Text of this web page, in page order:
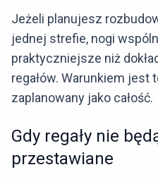
Jeżeli planujesz
jednej strefie, nogi
praktyczniejsze niż
regałów. Warunkiem jest
zaplanowany jako całość.
Gdy regały nie
przestawiane